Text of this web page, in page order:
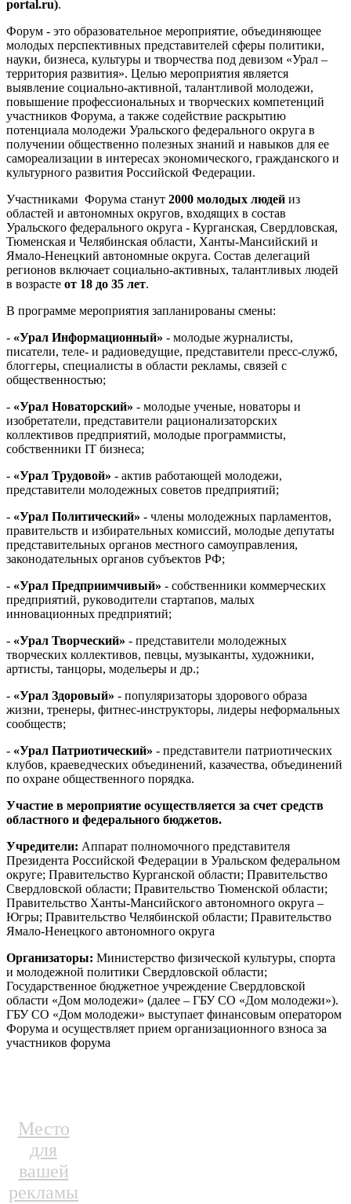
portal.ru).
Форум - это образовательное мероприятие, объединяющее
молодых перспективных представителей сферы политики,
науки, бизнеса, культуры и творчества под девизом «Урал –
территория развития». Целью мероприятия является
выявление социально-активной, талантливой молодежи,
повышение профессиональных и творческих компетенций
участников Форума, а также содействие раскрытию
потенциала молодежи Уральского федерального округа в
получении общественно полезных знаний и навыков для ее
самореализации в интересах экономического, гражданского и
культурного развития Российской Федерации.
Участниками Форума станут 2000 молодых людей из
областей и автономных округов, входящих в состав
Уральского федерального округа - Курганская, Свердловская,
Тюменская и Челябинская области, Ханты-Мансийский и
Ямало-Ненецкий автономные округа. Состав делегаций
регионов включает социально-активных, талантливых людей
в возрасте от 18 до 35 лет.
В программе мероприятия запланированы смены:
- «Урал Информационный» - молодые журналисты,
писатели, теле- и радиоведущие, представители пресс-служб,
блоггеры, специалисты в области рекламы, связей с
общественностью;
- «Урал Новаторский» - молодые ученые, новаторы и
изобретатели, представители рационализаторских
коллективов предприятий, молодые программисты,
собственники IT бизнеса;
- «Урал Трудовой» - актив работающей молодежи,
представители молодежных советов предприятий;
- «Урал Политический» - члены молодежных парламентов,
правительств и избирательных комиссий, молодые депутаты
представительных органов местного самоуправления,
законодательных органов субъектов РФ;
- «Урал Предприимчивый» - собственники коммерческих
предприятий, руководители стартапов, малых
инновационных предприятий;
- «Урал Творческий» - представители молодежных
творческих коллективов, певцы, музыканты, художники,
артисты, танцоры, модельеры и др.;
- «Урал Здоровый» - популяризаторы здорового образа
жизни, тренеры, фитнес-инструкторы, лидеры неформальных
сообществ;
- «Урал Патриотический» - представители патриотических
клубов, краеведческих объединений, казачества, объединений
по охране общественного порядка.
Участие в мероприятие осуществляется за счет средств
областного и федерального бюджетов.
Учредители: Аппарат полномочного представителя
Президента Российской Федерации в Уральском федеральном
округе; Правительство Курганской области; Правительство
Свердловской области; Правительство Тюменской области;
Правительство Ханты-Мансийского автономного округа –
Югры; Правительство Челябинской области; Правительство
Ямало-Ненецкого автономного округа
Организаторы: Министерство физической культуры, спорта
и молодежной политики Свердловской области;
Государственное бюджетное учреждение Свердловской
области «Дом молодежи» (далее – ГБУ СО «Дом молодежи»).
ГБУ СО «Дом молодежи» выступает финансовым оператором
Форума и осуществляет прием организационного взноса за
участников форума
Место
для
вашей
рекламы